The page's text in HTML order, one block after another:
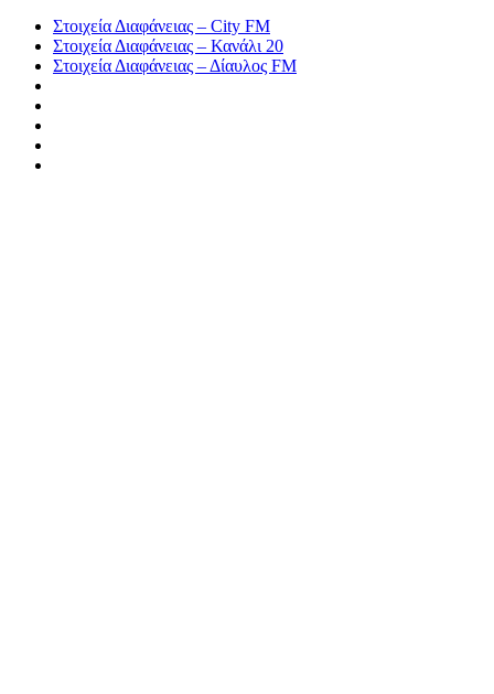
Στοιχεία Διαφάνειας – City FM
Στοιχεία Διαφάνειας – Κανάλι 20
Στοιχεία Διαφάνειας – Δίαυλος FM